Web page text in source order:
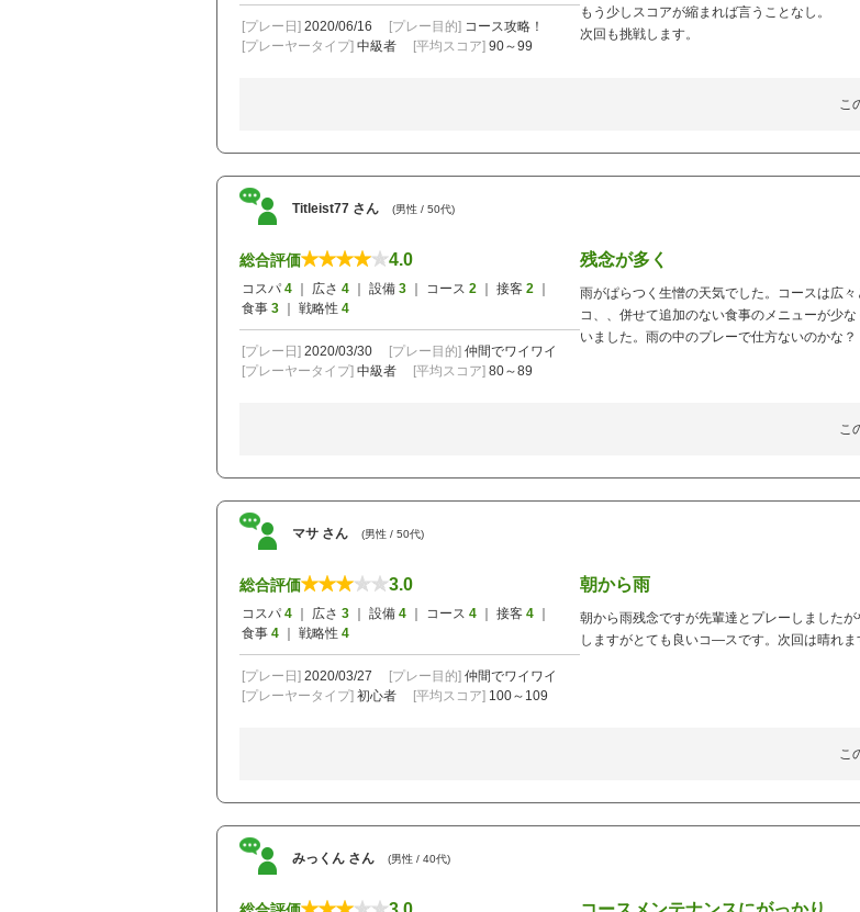
[プレー日] 2020/06/16 [プレー目的] コース攻略！
[プレーヤータイプ] 中級者 [平均スコア] 90～99
もう少しスコアが縮まれば言うことなし。
次回も挑戦します。
こ
Titleist77 さん (男性 / 50代)
総合評価 4.0
コスパ 4 ｜ 広さ 4 ｜ 設備 3 ｜ コース 2 ｜ 接客 2
食事 3 ｜ 戦略性 4
[プレー日] 2020/03/30 [プレー目的] 仲間でワイワイ
[プレーヤータイプ] 中級者 [平均スコア] 80～89
残念が多く
雨がぱらつく生憎の天気でした。コースは広
コ、、併せて追加のない食事のメニューが少
いました。雨の中のプレーで仕方ないのかな？
こ
マサ さん (男性 / 50代)
総合評価 3.0
コスパ 4 ｜ 広さ 3 ｜ 設備 4 ｜ コース 4 ｜ 接客 4
食事 4 ｜ 戦略性 4
[プレー日] 2020/03/27 [プレー目的] 仲間でワイワイ
[プレーヤータイプ] 初心者 [平均スコア] 100～109
朝から雨
朝から雨残念ですが先輩達とプレーしました
しますがとても良いコ―スです。次回は晴れま
こ
みっくん さん (男性 / 40代)